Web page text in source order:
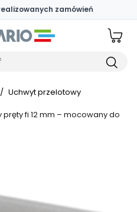
zamówień
/ Uchwyt przelotowy
fi 12 mm – mocowany do